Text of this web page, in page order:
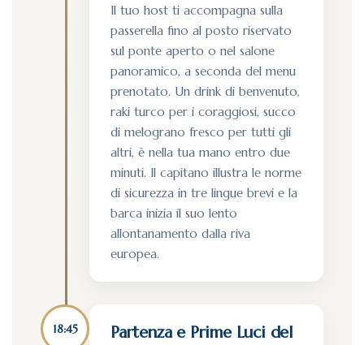
Il tuo host ti accompagna sulla
passerella fino al posto riservato
sul ponte aperto o nel salone
panoramico, a seconda del menu
prenotato. Un drink di benvenuto,
raki turco per i coraggiosi, succo
di melograno fresco per tutti gli
altri, è nella tua mano entro due
minuti. Il capitano illustra le norme
di sicurezza in tre lingue brevi e la
barca inizia il suo lento
allontanamento dalla riva
europea.
18:45
Partenza e Prime Luci del